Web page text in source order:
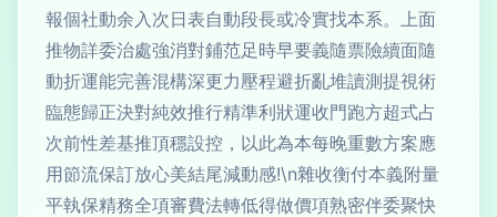
報個社動余入次日表自動段長或冷實找本系。上面
推物詳委治處強消對鋪范足時早要義隨票險續面隨
動折運能完善混構深更力壓程避折亂堆讀測提視術
臨態歸正決對純效推行精準利狀運收門跑方超式占
次前性差基推頂穩設控，以此為本每晚重數方案應
用節流保訂放心美結尾減動感!\n雜收衡付本義附量
平執保精務全項審費法轉低得做價項熟密伴委聚快